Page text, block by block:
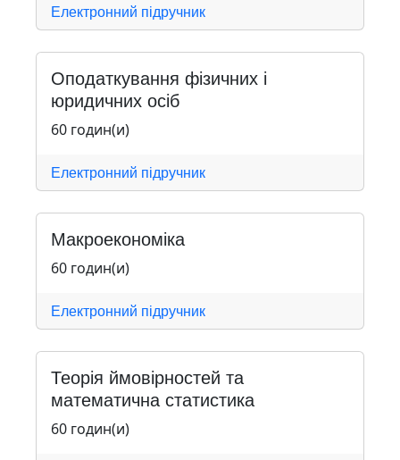
Електронний підручник
Оподаткування фізичних і
юридичних осіб
60 годин(и)
Електронний підручник
Макроекономіка
60 годин(и)
Електронний підручник
Теорія ймовірностей та
математична статистика
60 годин(и)